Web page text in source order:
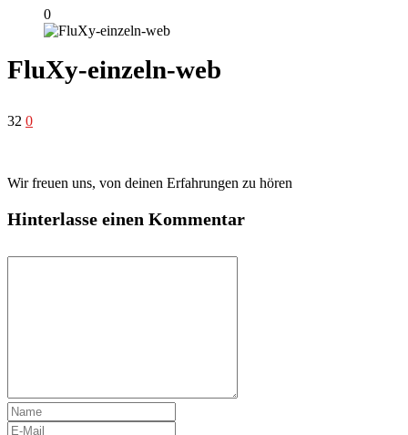
0
FluXy-einzeln-web
32 0
Wir freuen uns, von deinen Erfahrungen zu hören
Hinterlasse einen Kommentar